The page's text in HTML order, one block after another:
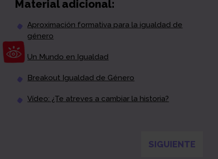
Abrir barra de herramientas
Material adicional:
Aproximación formativa para la igualdad de
género
Un Mundo en Igualdad
Breakout Igualdad de Género
Vídeo: ¿Te atreves a cambiar la historia?
Puesta en común
Diseño y ejecución
SIGUIENTE